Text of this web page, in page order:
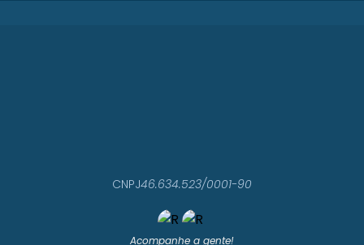
Acompanhe a gente!
CNPJ46.634.523/0001-90